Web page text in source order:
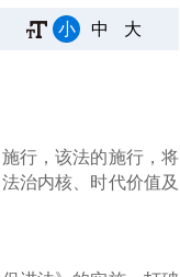
小 中 大
行，该法的施行，将
治内核、时代价值及